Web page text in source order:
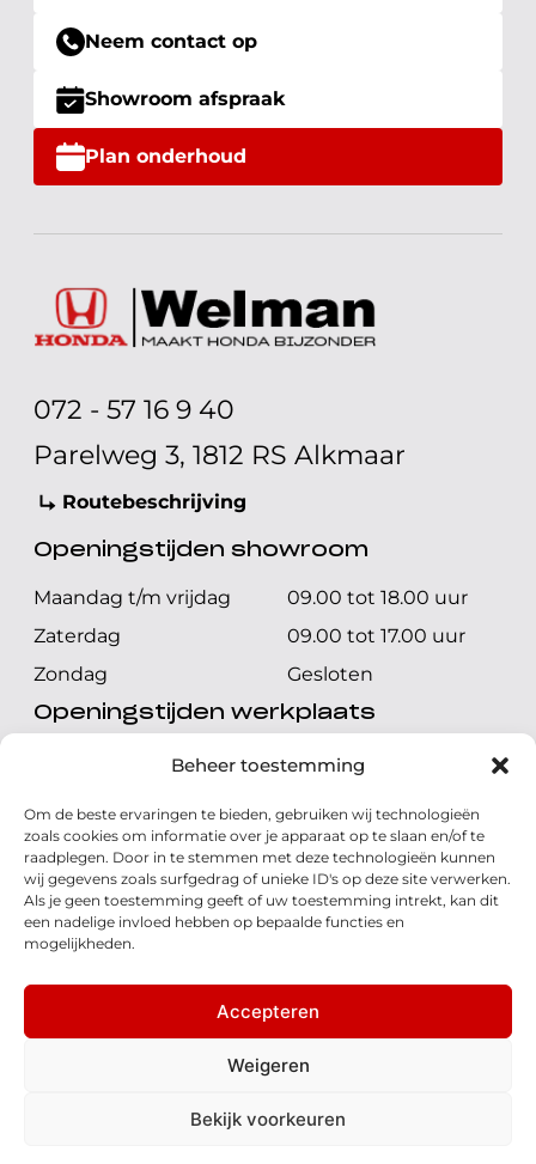
Beheer toestemming
Om de beste ervaringen te bieden, gebruiken wij technologieën
zoals cookies om informatie over je apparaat op te slaan en/of te
raadplegen. Door in te stemmen met deze technologieën kunnen
wij gegevens zoals surfgedrag of unieke ID's op deze site verwerken.
Als je geen toestemming geeft of uw toestemming intrekt, kan dit
een nadelige invloed hebben op bepaalde functies en
mogelijkheden.
Accepteren
Weigeren
Bekijk voorkeuren
Neem contact op
Showroom afspraak
Plan onderhoud
072 - 57 16 9 40
Parelweg 3, 1812 RS Alkmaar
Routebeschrijving
Openingstijden showroom
Maandag t/m vrijdag
09.00 tot 18.00 uur
Zaterdag
09.00 tot 17.00 uur
Zondag
Gesloten
Openingstijden werkplaats
Maandag t/m vrijdag
08.00 tot 17.00 uur
Zondag
Gesloten
Volg ons
© 2026 - Honda Welman
Algemene voorwaarden